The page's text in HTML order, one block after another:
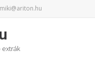
miki@ariton.hu
extrák